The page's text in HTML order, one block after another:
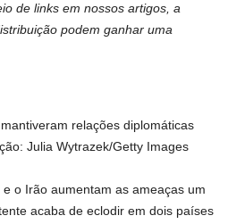
de links em nossos artigos, a
podem ganhar uma
relações diplomáticas
Julia Wytrazek/Getty Images
o Irão aumentam as ameaças um
acaba de eclodir em dois países